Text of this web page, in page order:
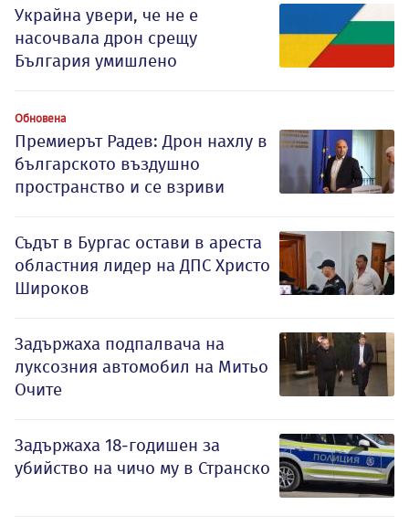
Украйна увери, че не е
насочвала дрон срещу
България умишлено
Обновена
Премиерът Радев: Дрон нахлу в
българското въздушно
пространство и се взриви
Съдът в Бургас остави в ареста
областния лидер на ДПС Христо
Широков
Задържаха подпалвача на
луксозния автомобил на Митьо
Очите
Задържаха 18-годишен за
убийство на чичо му в Странско